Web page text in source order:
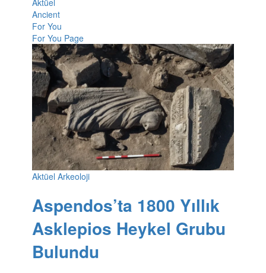
Ancient
For You
For You Page
Aktüel Arkeoloji
Aspendos’ta 1800 Yıllık
Asklepios Heykel Grubu
Bulundu